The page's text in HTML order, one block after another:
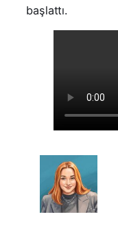
başlattı.